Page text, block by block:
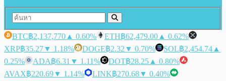
BTC฿2,137,770 ▲ 0.60% ETH฿62,479.00 ▲ 0.62%
XRP฿35.27▼ 1.18% DOGE฿2.32 ▼ 0.70% SOL฿2,454.74 ▲
0.25%
ADA฿6.31 ▼ 1.11% DOT฿28.25 ▲ 0.80%
AVAX฿220.69▼ 1.14% LINK฿270.68▼ 0.40%